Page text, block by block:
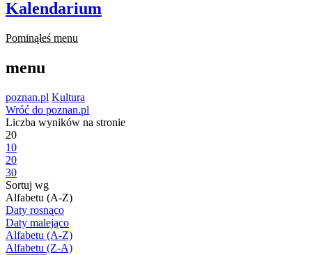
Kalendarium
Pominąłeś menu
menu
poznan.pl Kultura
Wróć do poznan.pl
Liczba wyników na stronie
20
10
20
30
Sortuj wg
Alfabetu (A-Z)
Daty rosnąco
Daty malejąco
Alfabetu (A-Z)
Alfabetu (Z-A)